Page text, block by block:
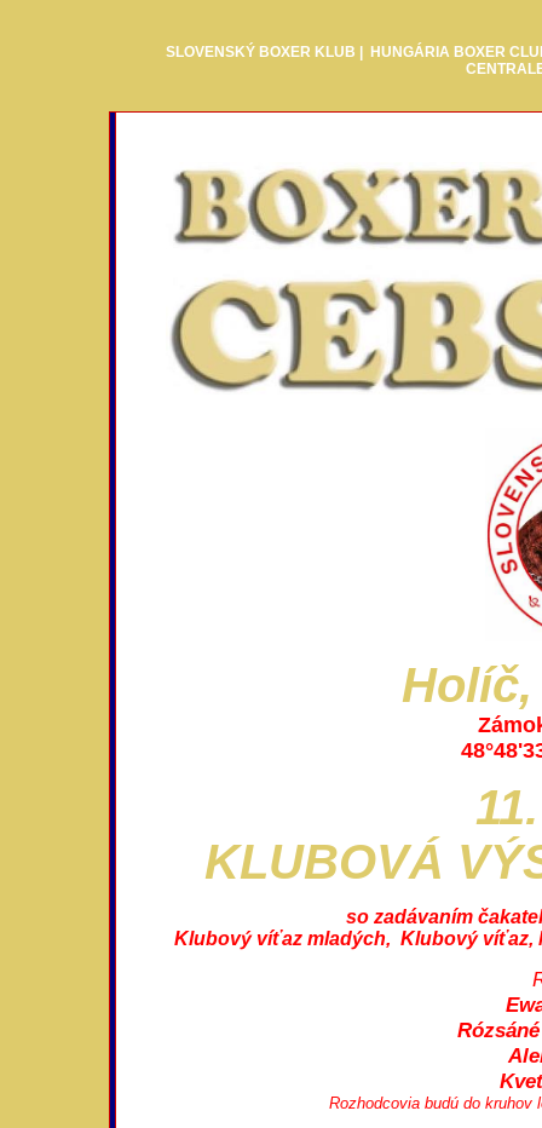
SLOVENSKÝ BOXER KLUB
HUNGÁRIA BOXER
Holíč
KLUBOVÁ
so zadávaním
Klubový víťaz mladých, Klubový víťaz,
Rozhodcovia budú do